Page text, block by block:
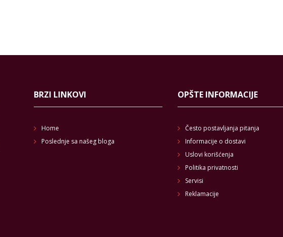
BRZI LINKOVI
Home
Poslednje sa našeg bloga
OPŠTE INFORMACIJE
Često postavljanja pitanja
Informacije o dostavi
Uslovi korišćenja
Politika privatnosti
Servisi
Reklamacije